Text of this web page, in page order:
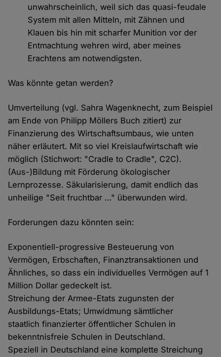
unwahrscheinlich, weil sich das quasi-feudale
System mit allen Mitteln, mit Zähnen und
Klauen bis hin mit scharfer Munition vor der
Entmachtung wehren wird, aber meines
Erachtens am notwendigsten.
Was könnte getan werden?
Umverteilung (vgl. Sahra Wagenknecht, zum Beispiel
am Ende von Philipp Möllers Buch zitiert) zur
Finanzierung des Wirtschaftsumbaus, wie unten
näher erläutert. Mit so viel Kreislaufwirtschaft wie
möglich (Stichwort: "Cradle to Cradle", C2C).
(Aus-)Bildung mit Förderung ökologischer
Lernprozesse. Säkularisierung, damit endlich das
unheilige "Seit fruchtbar …" überwunden wird.
Forderungen dazu könnten sein:
Exponentiell-progressive Besteuerung von
Vermögen, Erbschaften, Finanztransaktionen und
Ähnliches, so dass ein individuelles Vermögen auf 1
Million Dollar gedeckelt ist.
Streichung der Armee-Etats zugunsten der
Ausbildungs-Etats; Umwidmung sämtlicher
staatlich finanzierter öffentlicher Schulen in
bekenntnisfreie Schulen in Deutschland.
Speziell in Deutschland eine komplette Streichung